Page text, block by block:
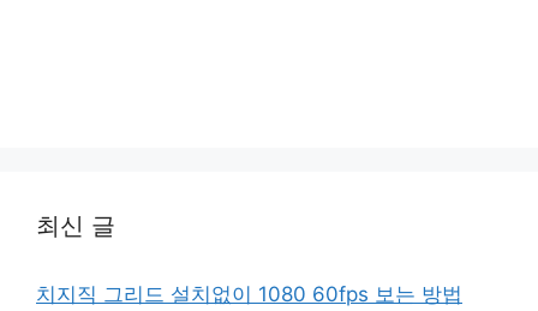
최신 글
치지직 그리드 설치없이 1080 60fps 보는 방법